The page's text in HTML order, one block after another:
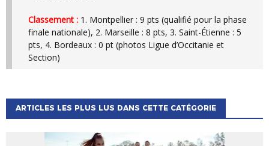
Classement : 1. Montpellier : 9 pts (qualifié pour la phase
finale nationale), 2. Marseille : 8 pts, 3. Saint-Étienne : 5
pts, 4. Bordeaux : 0 pt (photos Ligue d’Occitanie et
Section)
ARTICLES LES PLUS LUS DANS CETTE CATÉGORIE